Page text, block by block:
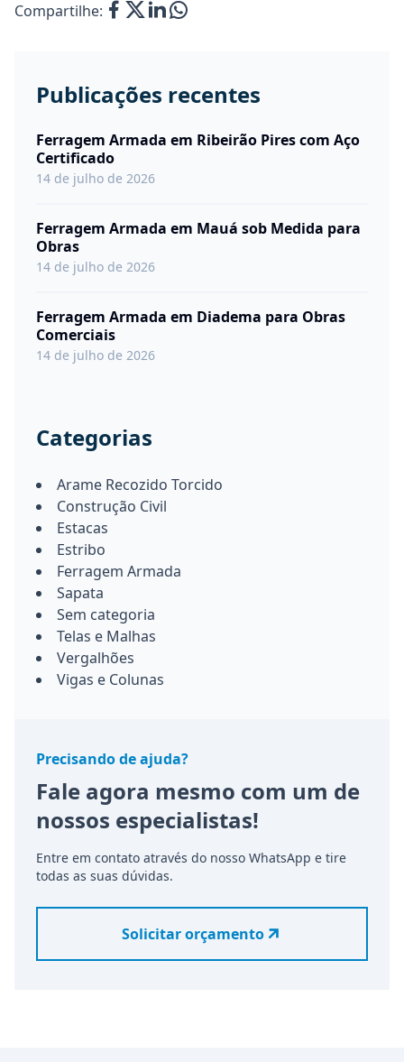
Compartilhe:
Publicações recentes
Ferragem Armada em Ribeirão Pires com Aço
Certificado
14 de julho de 2026
Ferragem Armada em Mauá sob Medida para
Obras
14 de julho de 2026
Ferragem Armada em Diadema para Obras
Comerciais
14 de julho de 2026
Categorias
Arame Recozido Torcido
Construção Civil
Estacas
Estribo
Ferragem Armada
Sapata
Sem categoria
Telas e Malhas
Vergalhões
Vigas e Colunas
Precisando de ajuda?
Fale agora mesmo com um de
nossos especialistas!
Entre em contato através do nosso WhatsApp e tire
todas as suas dúvidas.
Solicitar orçamento